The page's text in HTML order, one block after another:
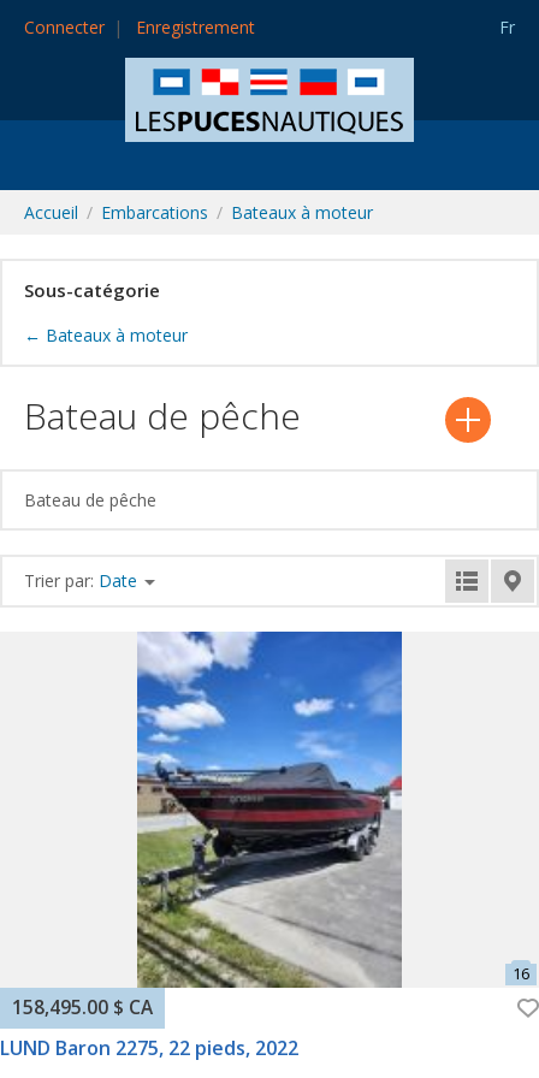
Connecter Enregistrement Fr
Accueil Embarcations Bateaux à moteur
Sous-catégorie
← Bateaux à moteur
Bateau de pêche
Bateau de pêche
Trier par: Date
158,495.00 $ CA
LUND Baron 2275, 22 pieds, 2022